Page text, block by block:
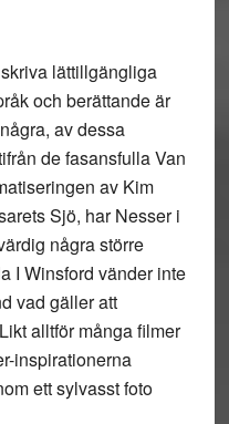
lättillgängliga
och berättande är
av dessa
de fasansfulla Van
av Kim
Sjö, har Nesser i
några större
I Winsford vänder inte
vad gäller att
alltför många filmer
inspirationerna
ett sylvasst foto